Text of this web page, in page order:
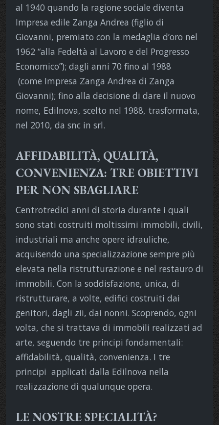
al 1940 quando la ragione sociale diventa
Impresa edile Zanga Andrea (figlio di
Giovanni, premiato con la medaglia d’oro nel
1962 “alla Fedeltà al Lavoro e del Progresso
Economico”); dagli anni 70 fino al 1988
(come Impresa Zanga Andrea di Zanga
Giovanni); fino alla decisione di dare il nuovo
nome, Edilnova, scelto nel 1988, trasformata,
nel 2010, da snc in srl.
AFFIDABILITÀ, QUALITÀ,
CONVENIENZA: TRE OBIETTIVI
PER NON SBAGLIARE
Centrotredici anni di storia durante i quali
sono stati costruiti moltissimi immobili, civili,
industriali ma anche opere idrauliche,
acquisendo una specializzazione sempre più
elevata nella ristrutturazione e nel restauro di
immobili. Con la soddisfazione, unica, di
ristrutturare, a volte, edifici costruiti dai
genitori, dagli zii, dai nonni. Scoprendo, ogni
volta, che si trattava di immobili realizzati ad
arte, seguendo tre principi fondamentali:
affidabilità, qualità, convenienza. I tre
principi applicati dalla Edilnova nella
realizzazione di qualunque opera.
LE NOSTRE SPECIALITÀ?